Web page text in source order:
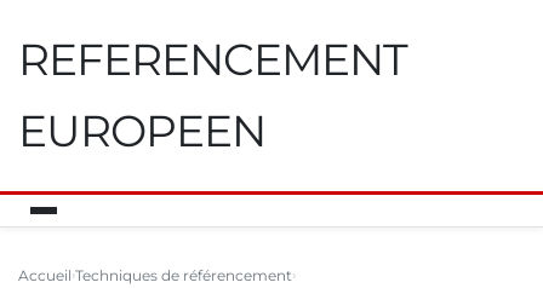
REFERENCEMENT
EUROPEEN
Accueil Techniques de référencement